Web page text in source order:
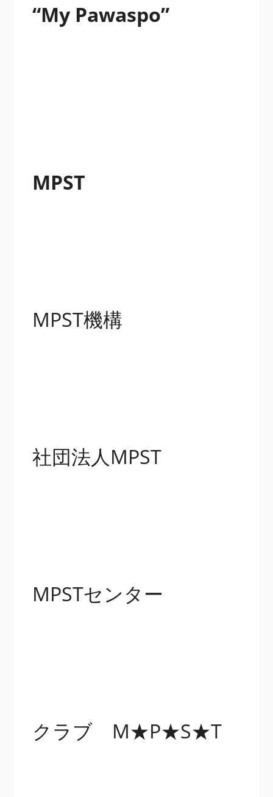
“My Pawaspo”
MPST
MPST機構
社団法人MPST
MPSTセンター
クラブ M★P★S★T